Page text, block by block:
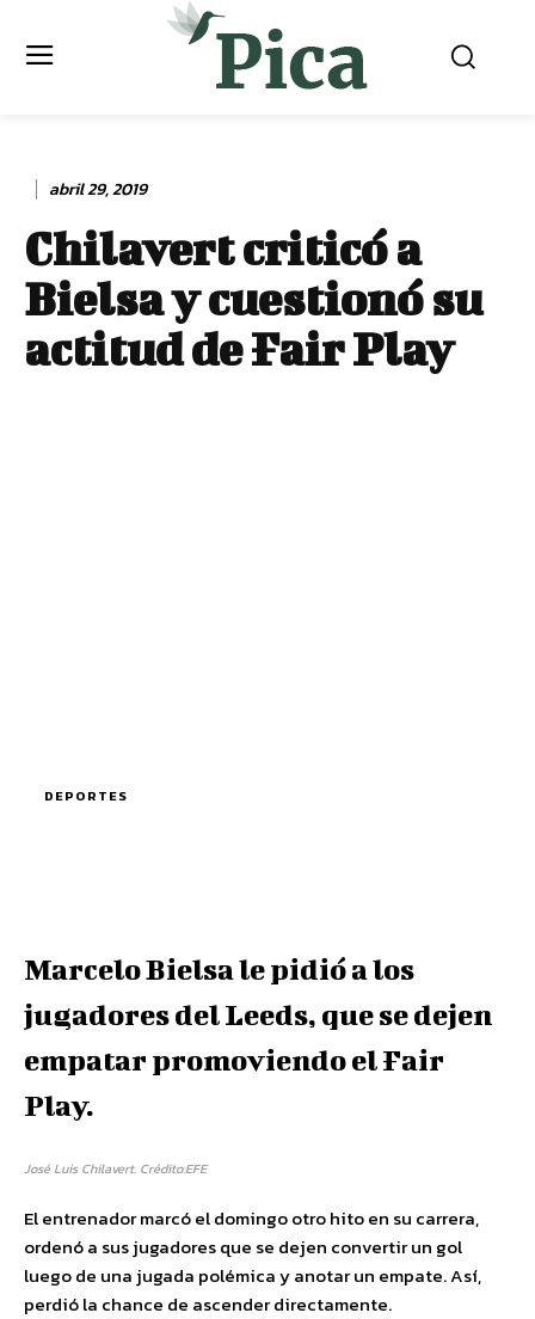
abril 29, 2019
Chilavert criticó a
Bielsa y cuestionó su
actitud de Fair Play
DEPORTES
Marcelo Bielsa le pidió a los
jugadores del Leeds, que se dejen
empatar promoviendo el Fair
Play.
José Luis Chilavert. Crédito:EFE
El entrenador marcó el domingo otro hito en su carrera,
ordenó a sus jugadores que se dejen convertir un gol
luego de una jugada polémica y anotar un empate. Así,
perdió la chance de ascender directamente.